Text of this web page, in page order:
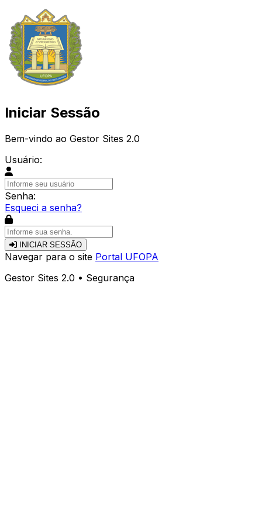
Iniciar Sessão
Bem-vindo ao Gestor Sites 2.0
Usuário:
Senha:
Esqueci a senha?
INICIAR SESSÃO
Navegar para o site Portal UFOPA
Gestor Sites 2.0 • Segurança